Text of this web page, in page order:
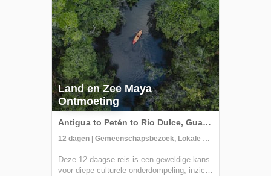
Land en Zee Maya
Ontmoeting
Antigua to Petén to Rio Dulce, Guatemala
12 dagen | Gemeenschapsbezoek, Lokale mensen leren kennen, Tijd in de Natuur
Deze 12-daagse reis is een geweldige kans
voor diepe culturele onderdompeling, inzicht